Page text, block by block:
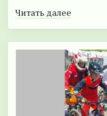
Читать далее